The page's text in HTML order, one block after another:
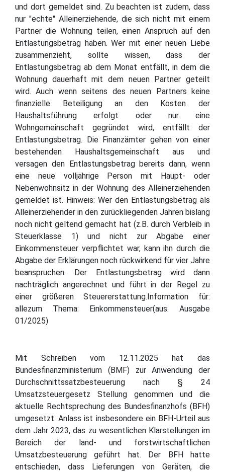
und dort gemeldet sind. Zu beachten ist zudem, dass
nur "echte" Alleinerziehende, die sich nicht mit einem
Partner die Wohnung teilen, einen Anspruch auf den
Entlastungsbetrag haben. Wer mit einer neuen Liebe
zusammenzieht, sollte wissen, dass der
Entlastungsbetrag ab dem Monat entfällt, in dem die
Wohnung dauerhaft mit dem neuen Partner geteilt
wird. Auch wenn seitens des neuen Partners keine
finanzielle Beteiligung an den Kosten der
Haushaltsführung erfolgt oder nur eine
Wohngemeinschaft gegründet wird, entfällt der
Entlastungsbetrag. Die Finanzämter gehen von einer
bestehenden Haushaltsgemeinschaft aus und
versagen den Entlastungsbetrag bereits dann, wenn
eine neue volljährige Person mit Haupt- oder
Nebenwohnsitz in der Wohnung des Alleinerziehenden
gemeldet ist. Hinweis: Wer den Entlastungsbetrag als
Alleinerziehender in den zurückliegenden Jahren bislang
noch nicht geltend gemacht hat (z.B. durch Verbleib in
Steuerklasse 1) und nicht zur Abgabe einer
Einkommensteuer verpflichtet war, kann ihn durch die
Abgabe der Erklärungen noch rückwirkend für vier Jahre
beanspruchen. Der Entlastungsbetrag wird dann
nachträglich angerechnet und führt in der Regel zu
einer größeren Steuererstattung.Information für:
allezum Thema: Einkommensteuer(aus: Ausgabe
01/2025)
Mit Schreiben vom 12.11.2025 hat das
Bundesfinanzministerium (BMF) zur Anwendung der
Durchschnittssatzbesteuerung nach § 24
Umsatzsteuergesetz Stellung genommen und die
aktuelle Rechtsprechung des Bundesfinanzhofs (BFH)
umgesetzt. Anlass ist insbesondere ein BFH-Urteil aus
dem Jahr 2023, das zu wesentlichen Klarstellungen im
Bereich der land- und forstwirtschaftlichen
Umsatzbesteuerung geführt hat. Der BFH hatte
entschieden, dass Lieferungen von Geräten, die